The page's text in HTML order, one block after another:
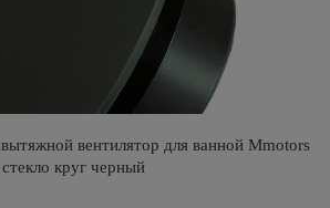
вентилятор для ванной Mmotors
круг черный